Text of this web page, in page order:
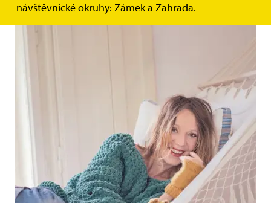
návštěvnické okruhy: Zámek a Zahrada.